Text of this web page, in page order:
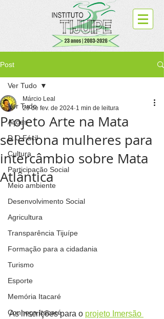
Post
Ver Tudo
Ações
D.O.Fácil
Cultura
Participação Social
Meio ambiente
Desenvolvimento Social
Agricultura
Transparência Tijuípe
Formação para a cidadania
Turismo
Esporte
Memória Itacaré
Conheça Itacaré
Ver Tudo
Projeto Arte na Mata
seleciona mulheres para
intercâmbio sobre Mata
Atlântica
Márcio Leal
29 de fev. de 2024 1 min de leitura
As inscrições para o projeto Imersão